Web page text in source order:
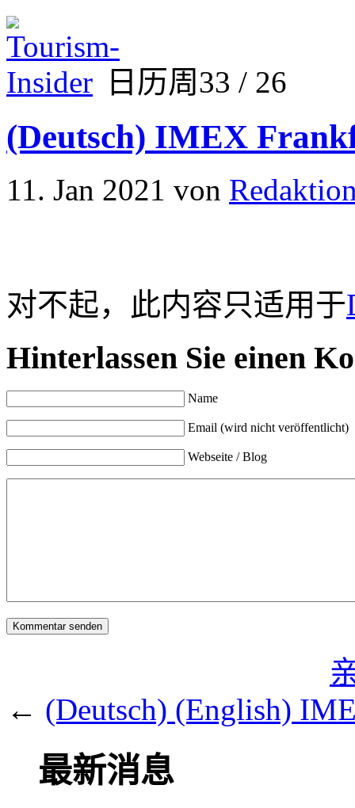
日历周33 / 26
(Deutsch) IMEX
11. Jan 2021 von
对不起，此内容只适用于
Hinterlassen Sie einen
Name
Email (wird nicht veröffentlicht)
Webseite / Blog
← (Deutsch) (English)
最新消息